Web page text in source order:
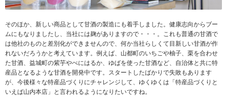
そのほか、新しい商品として甘酒の製造にも着手しました。健康志向からブー
ムにもなりましたし、当社には麹がありますので・・・。これも普通の甘酒で
は他社のものと差別化ができませんので、何か当社らしくて目新しい甘酒が作
れないだろうかと考えています。例えば、山都町のいちごや柚子、栗を合わせ
た甘酒、益城町の紫芋やべにはるか、ゆばを使った甘酒など、自治体と共に特
産品となるような甘酒を開発中です。スタートしたばかりで失敗もあります
が、今後様々な特産品づくりにチャレンジして、ゆくゆくは「特産品づくりと
いえば山内本店」と言われるようになりたいですね。